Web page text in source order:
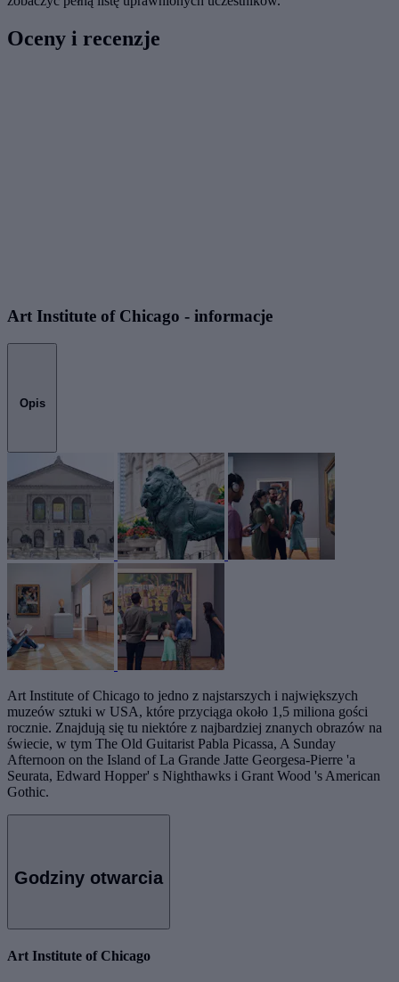
Oceny i recenzje
Art Institute of Chicago - informacje
Opis
Art Institute of Chicago to jedno z najstarszych i największych
muzeów sztuki w USA, które przyciąga około 1,5 miliona gości
rocznie. Znajdują się tu niektóre z najbardziej znanych obrazów na
świecie, w tym The Old Guitarist Pabla Picassa, A Sunday
Afternoon on the Island of La Grande Jatte Georgesa-Pierre 'a
Seurata, Edward Hopper' s Nighthawks i Grant Wood 's American
Gothic.
Godziny otwarcia
Art Institute of Chicago